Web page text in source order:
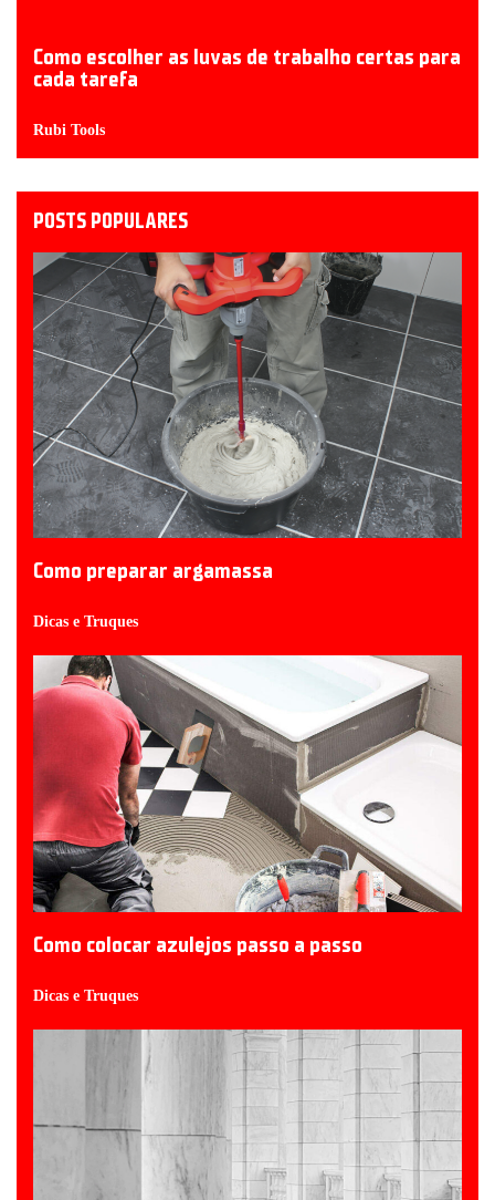
Como escolher as luvas de trabalho certas para
cada tarefa
Rubi Tools
POSTS POPULARES
Como preparar argamassa
Dicas e Truques
Como colocar azulejos passo a passo
Dicas e Truques